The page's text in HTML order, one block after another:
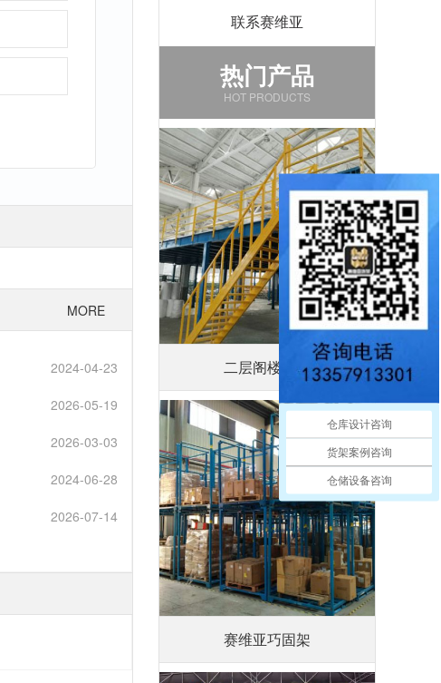
MORE
2024-04-23
2026-05-19
2026-03-03
2024-06-28
2026-07-14
联系赛维亚
热门产品
HOT PRODUCTS
二层阁楼平台
赛维亚巧固架
仓库设计咨询
货架案例咨询
仓储设备咨询